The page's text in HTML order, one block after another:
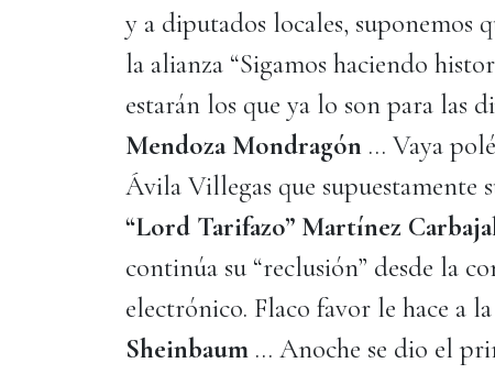
y a diputados locales, suponemos
la alianza “Sigamos haciendo
estarán los que ya lo son para las
Mendoza Mondragón … Vaya
Ávila Villegas que
“Lord Tarifazo” Martínez
continúa su “reclusión” desde la
electrónico. Flaco favor le hace a
Sheinbaum … Anoche se dio el